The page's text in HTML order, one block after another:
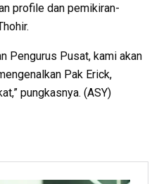
profile dan pemikiran-
Pengurus Pusat, kami akan
Pak Erick,
pungkasnya. (ASY)